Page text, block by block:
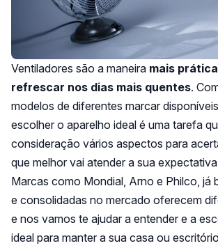
Ventiladores são a maneira mais
refrescar nos dias mais quentes.
modelos de diferentes marcar
escolher o aparelho ideal é uma tarefa
consideração vários aspectos para
que melhor vai atender a sua
Marcas como Mondial, Arno e Philco, já
e consolidadas no mercado oferecem
e nos vamos te ajudar a entender e a
ideal para manter a sua casa ou